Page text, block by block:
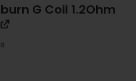
G Coil 1.2Ohm